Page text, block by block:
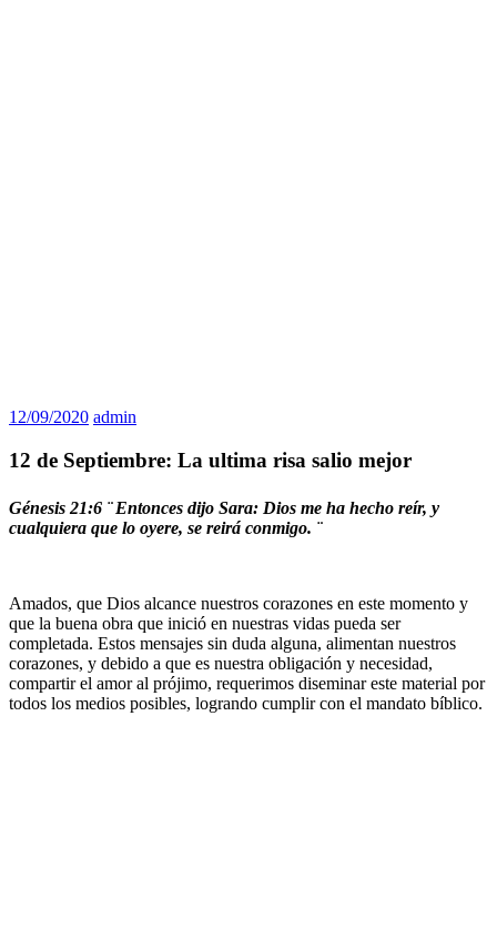
12/09/2020 admin
12 de Septiembre: La ultima risa salio mejor
Génesis 21:6 ¨ Entonces dijo Sara: Dios me ha hecho reír, y
cualquiera que lo oyere, se reirá conmigo. ¨
Amados, que Dios alcance nuestros corazones en este momento y
que la buena obra que inició en nuestras vidas pueda ser
completada. Estos mensajes sin duda alguna, alimentan nuestros
corazones, y debido a que es nuestra obligación y necesidad,
compartir el amor al prójimo, requerimos diseminar este material por
todos los medios posibles, logrando cumplir con el mandato bíblico.